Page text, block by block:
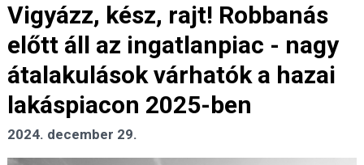
Vigyázz, kész, rajt! Robbanás
előtt áll az ingatlanpiac - nagy
átalakulások várhatók a hazai
lakáspiacon 2025-ben
2024. december 29.